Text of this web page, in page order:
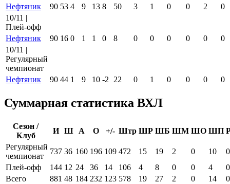
Нефтяник
90 53 4 9 13 8 50 3 1 0 0 2
0
10/11 |
Плей-офф
Нефтяник
90 16 0 1 1 0 8 0 0 0 0 0
0
10/11 |
Регулярный
чемпионат
Нефтяник
90 44 1 9 10 -2 22 0 1 0 0 0 0
Суммарная статистика ВХЛ
Сезон /
Клуб
И Ш А О +/- Штр ШР ШБ ШМ ШО ШП
Регулярный
чемпионат
737 36 160 196 109 472 15 19 2 0 10
0
Плей-офф
144 12 24 36 14 106 4 8 0 0 4
0
Всего
881 48 184 232 123 578 19 27 2 0 14
0